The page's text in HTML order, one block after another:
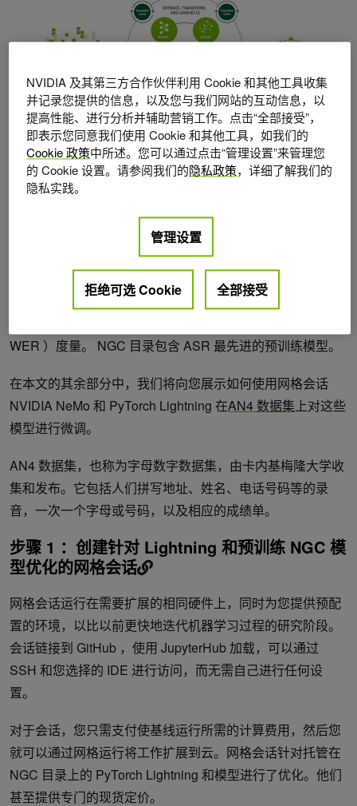
图 1 .人工智能模型训练过程
通过网格课程培训 NGC 模型，
PyTorch Lightning 和 NVIDIA NeMo
ASR 是将口语转录成文本的任务，是语音 – 文本系统的关键
组成部分。在训练 ASR 模型时，您的目标是从给定的音频
WER ）度量。 NGC 目录包含 ASR 最先进的预训练模型。
在本文的其余部分中，我们将向您展示如何使用网格会话
NVIDIA NeMo 和 PyTorch Lightning 在AN4 数据集 上对这些
模型进行微调。
AN4 数据集，也称为字母数字数据集，由卡内基梅隆大学收
集和发布。它包括人们拼写地址、姓名、电话号码等的录
音，一次一个字母或号码，以及相应的成绩单。
步骤 1 ：创建针对 Lightning 和预训练 NGC 模
型优化的网格会话
网格会话运行在需要扩展的相同硬件上，同时为您提供预配
置的环境，以比以前更快地迭代机器学习过程的研究阶段。
会话链接到 GitHub ，使用 JupyterHub 加载，可以通过
SSH 和您选择的 IDE 进行访问，而无需自己进行任何设
置。
对于会话，您只需支付使基线运行所需的计算费用，然后您
就可以通过网格运行将工作扩展到云。网格会话针对托管在
NGC 目录上的 PyTorch Lightning 和模型进行了优化。他们
甚至提供专门的现货定价。
NVIDIA 及其第三方合作伙伴利用 Cookie 和其他工具收集
并记录您提供的信息，以及您与我们网站的互动信息，以
提高性能、进行分析并辅助营销工作。点击“全部接受”，
即表示您同意我们使用 Cookie 和其他工具，如我们的
Cookie 政策中所述。您可以通过点击“管理设置”来管理您
的 Cookie 设置。请参阅我们的隐私政策，详细了解我们的
隐私实践。
管理设置
拒绝可选 Cookie 全部接受